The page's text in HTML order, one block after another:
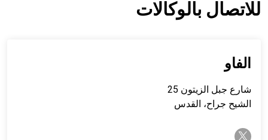
للاتصال بالوكالات
الفاو
شارع جبل الزيتون 25
الشيح جراح، القدس
twitter-x